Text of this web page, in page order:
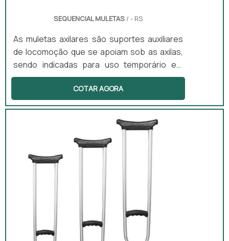
SEQUENCIAL MULETAS / - RS
As muletas axilares são suportes auxiliares
de locomoção que se apoiam sob as axilas,
sendo indicadas para uso temporário em
casos de lesão. Elas oferecem estabilidade e
reduzem a carga nos membros inferiores,
permitindo que o usuário se mova com mais
altura e conta com apoio acolchoado,
proporcionando conforto durante o uso. As
muletas axilares são adequadas tanto para
uso ambulatorial quanto domiciliar,
COTAR AGORA